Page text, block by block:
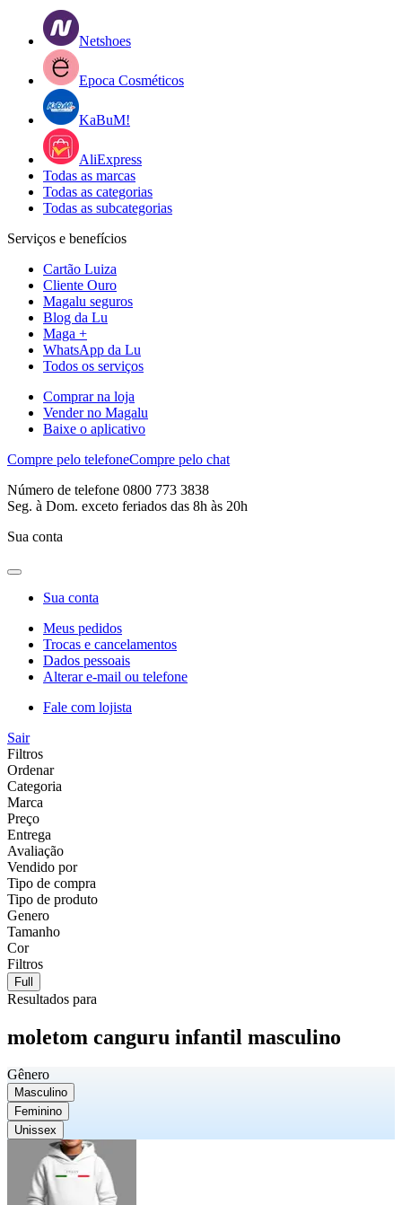
Netshoes
Epoca Cosméticos
KaBuM!
AliExpress
Todas as marcas
Todas as categorias
Todas as subcategorias
Serviços e benefícios
Cartão Luiza
Cliente Ouro
Magalu seguros
Blog da Lu
Maga +
WhatsApp da Lu
Todos os serviços
Comprar na loja
Vender no Magalu
Baixe o aplicativo
Compre pelo telefoneCompre pelo chat
Número de telefone 0800 773 3838
Seg. à Dom. exceto feriados das 8h às 20h
Sua conta
Sua conta
Meus pedidos
Trocas e cancelamentos
Dados pessoais
Alterar e-mail ou telefone
Fale com lojista
Sair
Filtros
Ordenar
Categoria
Marca
Preço
Entrega
Avaliação
Vendido por
Tipo de compra
Tipo de produto
Genero
Tamanho
Cor
Filtros
Full
Resultados para
moletom canguru infantil masculino
Gênero
Masculino
Feminino
Unissex